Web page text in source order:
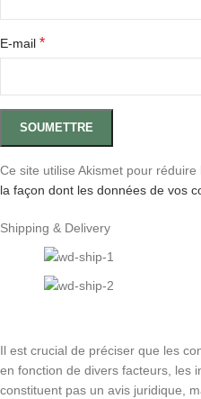
E-mail *
Ce site utilise Akismet pour réduire
la façon dont les données de vos
Shipping & Delivery
Il est crucial de préciser que les
en fonction de divers facteurs, les
constituent pas un avis juridique,